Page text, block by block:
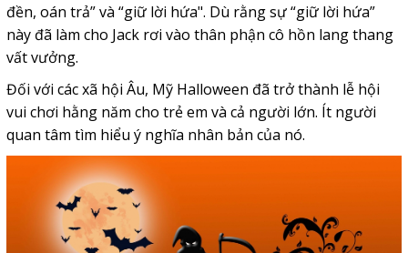
đền, oán trả” và “giữ lời hứa". Dù rằng sự “giữ lời hứa”
này đã làm cho Jack rơi vào thân phận cô hồn lang thang
vất vưởng.
Đối với các xã hội Âu, Mỹ Halloween đã trở thành lễ hội
vui chơi hằng năm cho trẻ em và cả người lớn. Ít người
quan tâm tìm hiểu ý nghĩa nhân bản của nó.